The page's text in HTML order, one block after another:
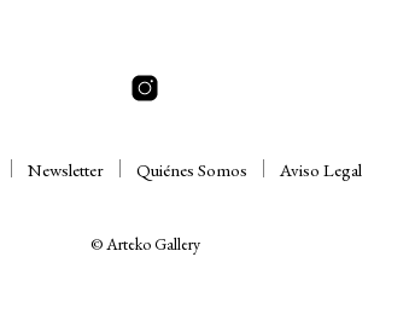
Newsletter Quiénes Somos Aviso Legal
© Arteko Gallery